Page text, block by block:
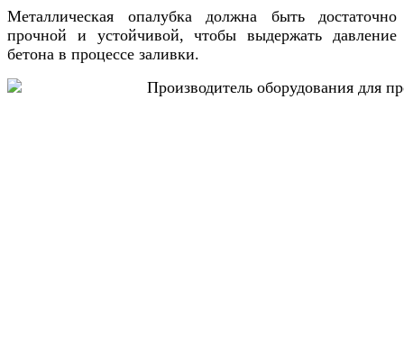
Металлическая опалубка должна быть достаточно
прочной и устойчивой, чтобы выдержать давление
бетона в процессе заливки.